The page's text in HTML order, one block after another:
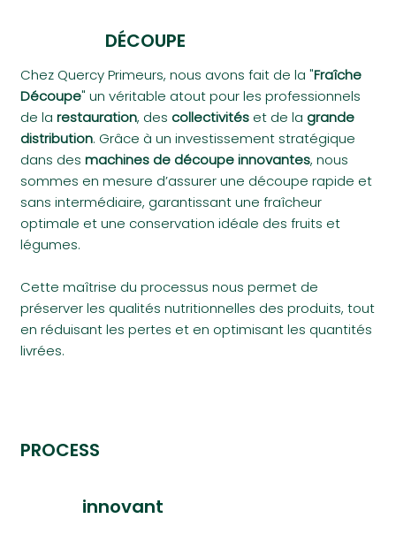
DÉCOUPE
Chez Quercy Primeurs, nous avons fait de la "Fraîche
Découpe" un véritable atout pour les professionnels
de la restauration, des collectivitéset de la grande
distribution. Grâce à un investissement stratégique
dans des machines de découpe innovantes, nous
sommes en mesure d’assurer une découpe rapide et
sans intermédiaire, garantissant une fraîcheur
optimale et une conservation idéale des fruits et
légumes.
Cette maîtrise du processus nous permet de
préserver les qualités nutritionnelles des produits, tout
en réduisant les pertes et en optimisant les quantités
livrées.
PROCESS
innovant